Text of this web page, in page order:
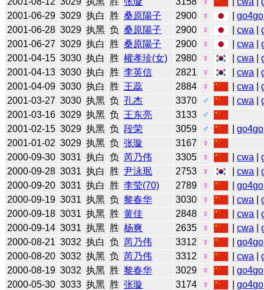
2001-06-29 3029 执白 胜 桑原陽子 2900 ♀ |go4go
2001-06-28 3029 执黑 负 桑原陽子 2900 ♀ |cwa |
2001-06-27 3029 执白 胜 桑原陽子 2900 ♀ |cwa |
2001-04-15 3030 执白 胜 權孝珍(女) 2980 ♀ |cwa |
2001-04-13 3030 执白 胜 李英信 2821 ♀ |cwa |
2001-04-09 3030 执白 胜 王蕊 2884 ♀ |cwa |
2001-03-27 3030 执黑 负 孔杰 3370 ♂ |cwa |
2001-03-16 3029 执黑 负 王东亮 3133
♂
2001-02-15 3029 执黑 负 段荣 3059 ♂ |go4go
2001-01-02 3029 执黑 负 张璇 3167
♀
2000-09-30 3031 执白 负 芮乃伟 3305 ♀ |cwa |
2000-09-28 3031 执白 胜 尹泳珉 2753 ♀ |cwa |
2000-09-20 3031 执白 胜 李莹(70) 2789 ♀ |go4go
2000-09-19 3031 执黑 负 黎春华 3030 ♀ |cwa |
2000-09-18 3031 执黑 胜 黄佳 2848 ♀ |cwa |
2000-09-14 3031 执黑 胜 杨爽 2635 ♀ |cwa |
2000-08-21 3032 执白 负 芮乃伟 3312 ♀ |go4go
2000-08-20 3032 执黑 负 芮乃伟 3312 ♀ |cwa |
2000-08-19 3032 执黑 胜 黎春华 3029 ♀ |go4go
2000-05-30 3033 执黑 胜 张璇 3174 ♀ |go4go